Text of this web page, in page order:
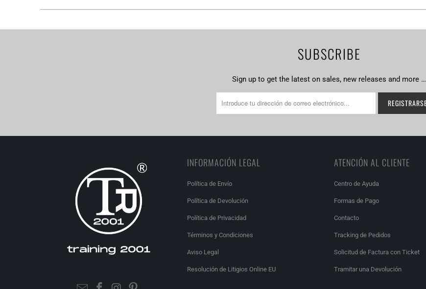
SUBSCRIBE
Sign up to get the latest on sales, new releases and more …
INFORMACIÓN LEGAL
Política de Envío
Política de Devolución
Política de Privacidad
Términos y Condiciones
Aviso Legal
Resolución de Litigios Online EU
ATENCIÓN AL CLIENTE
Centro de Ayuda
Formas de Pago
Contacto
Tracking de Pedidos
Solicitud de Factura con Ticket
Tramitar una Devolución